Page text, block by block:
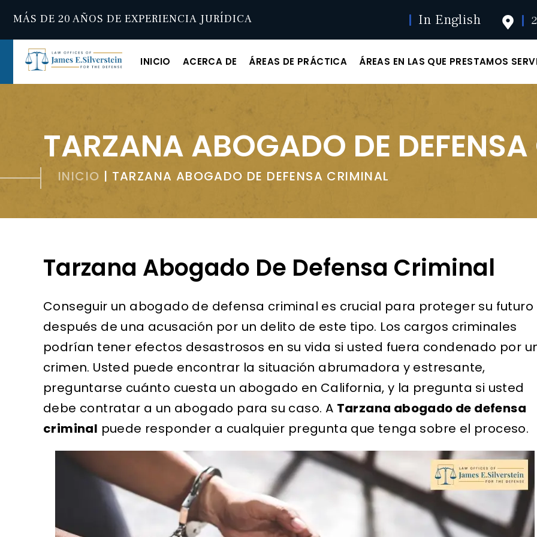
MÁS DE 20 AÑOS DE EXPERIENCIA JURÍDICA In English
INICIO ACERCA DE ÁREAS DE PRÁCTICA ÁREAS EN LAS QUE PRESTAMOS
TARZANA ABOGADO DE
INICIO | TARZANA ABOGADO DE DEFENSA CRIMINAL
Tarzana Abogado De Defensa Criminal
Conseguir un abogado de defensa criminal es crucial para proteger su futuro
después de una acusación por un delito de este tipo. Los cargos criminales
podrían tener efectos desastrosos en su vida si usted fuera condenado por
crimen. Usted puede encontrar la situación abrumadora y estresante,
preguntarse cuánto cuesta un abogado en California, y la pregunta si usted
debe contratar a un abogado para su caso. A Tarzana abogado de defensa
criminal puede responder a cualquier pregunta que tenga sobre el proceso.